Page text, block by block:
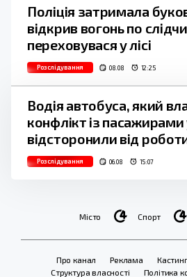
Поліція затримала
відкрив вогонь по
переховувася у лісі
Розслідування 08.08 12:25
Водія автобуса, який
конфлікт із пасажирами
відсторонили від
Розслідування 06.08 15:07
Місто Спорт
Про канал Реклама
Структура власності
Політика